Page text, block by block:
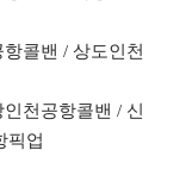
콜밴 / 상도인천
천공항콜밴 / 신
픽업